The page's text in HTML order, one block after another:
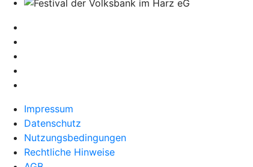
Impressum
Datenschutz
Nutzungsbedingungen
Rechtliche Hinweise